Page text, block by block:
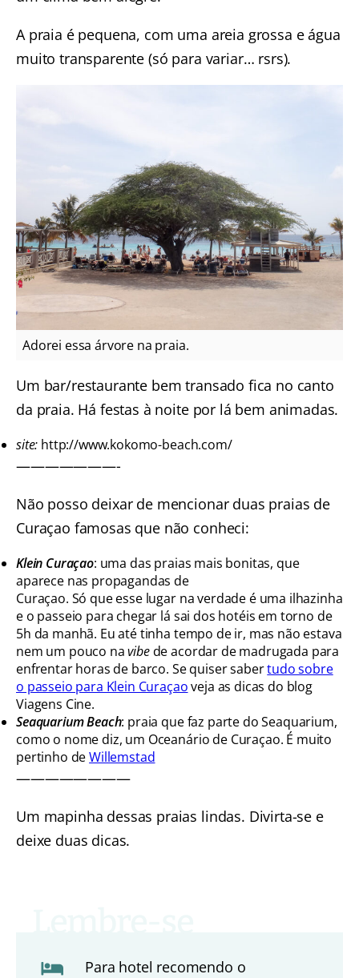
A praia é pequena, com uma areia grossa e água
muito transparente (só para variar… rsrs).
Adorei essa árvore na praia.
Um bar/restaurante bem transado fica no canto
da praia. Há festas à noite por lá bem animadas.
site: http://www.kokomo-beach.com/
———————-
Não posso deixar de mencionar duas praias de
Curaçao famosas que não conheci:
Klein Curaçao: uma das praias mais bonitas, que
aparece nas propagandas de
Curaçao. Só que esse lugar na verdade é uma ilhazinha
e o passeio para chegar lá sai dos hotéis em torno de
5h da manhã. Eu até tinha tempo de ir, mas não estava
nem um pouco navibede acordar de madrugada para
enfrentar horas de barco. Se quiser sabertudo sobre
o passeio para Klein Curaçaoveja as dicas do blog
Viagens Cine.
Seaquarium Beach: praia que faz parte do Seaquarium,
como o nome diz, um Oceanário de Curaçao. É muito
pertinho deWillemstad
————————
Um mapinha dessas praias lindas. Divirta-se e
deixe duas dicas.
Para hotel recomendo o